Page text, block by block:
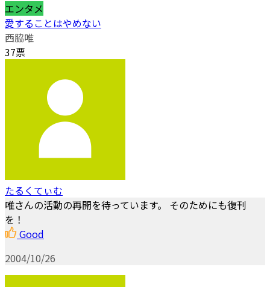
エンタメ
愛することはやめない
西脇唯
37票
たるくてぃむ
唯さんの活動の再開を待っています。 そのためにも復刊
を！
Good
2004/10/26